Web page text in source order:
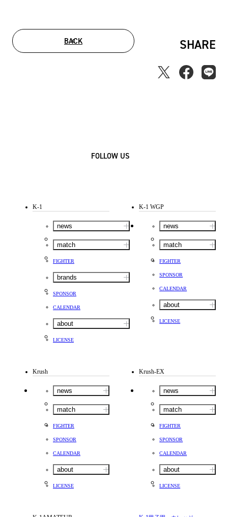
BACK SHARE
FOLLOW US
K-1
news
match
FIGHTER
brands
SPONSOR
CALENDAR
about
LICENSE
K-1 WGP
news
match
FIGHTER
SPONSOR
CALENDAR
about
LICENSE
Krush
news
match
FIGHTER
SPONSOR
CALENDAR
about
LICENSE
Krush-EX
news
match
FIGHTER
SPONSOR
CALENDAR
about
LICENSE